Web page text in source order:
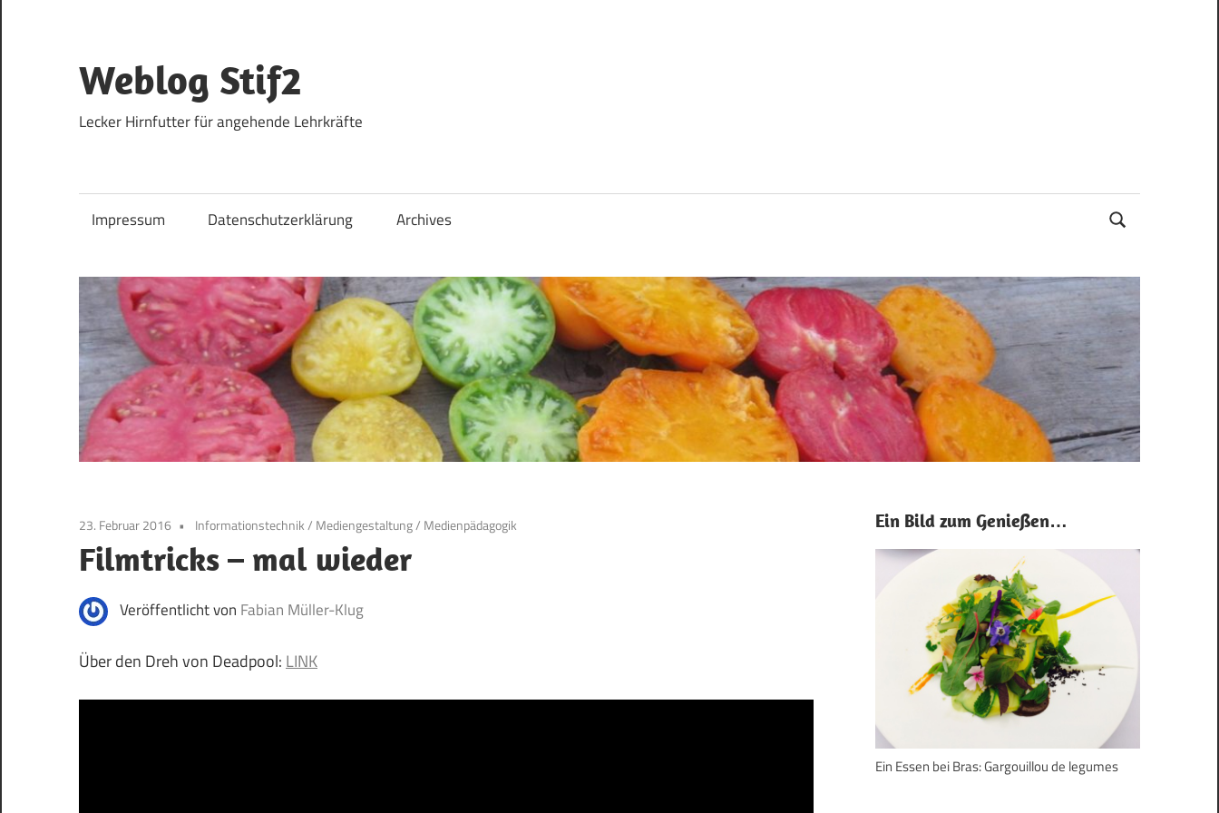
springen
Weblog Stif2
Lecker Hirnfutter für angehende Lehrkräfte
Impressum Datenschutzerklärung Archives
23. Februar 2016 Informationstechnik/ Mediengestaltung/ Medienpädagogik
Filmtricks – mal wieder
Veröffentlicht von Fabian Müller-Klug
Über den Dreh von Deadpool:LINK
Ein Bild zum Genießen…
Ein Essen bei Bras: Gargouillou de legumes